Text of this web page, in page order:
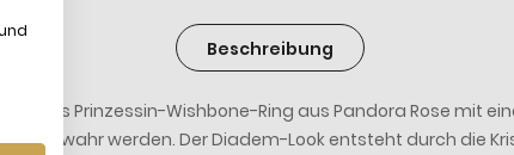
Beschreibung
als Prinzessin-Wishbone-Ring aus Pandora Rose mit
wahr werden. Der Diadem-Look entsteht durch die